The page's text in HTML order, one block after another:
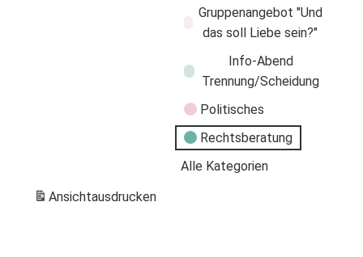
Gruppenangebot "Und
das soll Liebe sein?"
Info-Abend
Trennung/Scheidung
Politisches
Rechtsberatung
Alle Kategorien
Ansichtausdrucken